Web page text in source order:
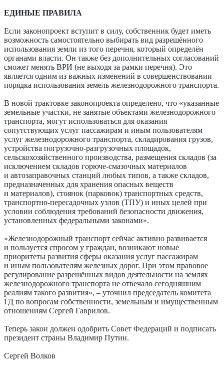
ЕДИНЫЕ ПРАВИЛА
Если законопроект вступит в силу, собственник будет иметь
возможность самостоятельно выбирать вид разрешённого
использования земли из того перечня, который определён
органами власти. Он также без дополнительных согласований
сможет менять ВРИ (не выходя за рамки перечня). Это
является одним из важных изменений в совершенствовании
порядка использования земель железнодорожного транспорта.
В новой трактовке законопроекта определено, что «указанные
земельные участки, не занятые объектами железнодорожного
транспорта, могут использоваться для оказания
сопутствующих услуг пассажирам и иным пользователям
услуг железнодорожного транспорта, складирования грузов,
устройства погрузочно-разгрузочных площадок,
сельскохозяйственного производства, размещения складов (за
исключением складов горюче-смазочных материалов
и автозаправочных станций любых типов, а также складов,
предназначенных для хранения опасных веществ
и материалов), стоянок (парковок) транспортных средств,
транспорт­но-пересадочных узлов (ТПУ) и иных целей при
условии соблюдения требований безопасности движения,
установленных федеральными законами».
«Железнодорожный транспорт сейчас активно развивается
и пользуется спросом у граждан, возникают новые
приоритеты развития сферы оказания услуг пассажирам
и иным пользователям железных дорог. При этом правовое
регулирование разрешённых видов деятельности на землях
железнодорожного транспорта не отвечало сегодняшним
реалиям такого развития», – уточнил председатель комитета
ГД по вопросам собственности, земельным и имущественным
отношениям Сергей Гаврилов.
Теперь закон должен одобрить Совет Федераций и подписать
президент страны Владимир ­Путин.
Сергей Волков